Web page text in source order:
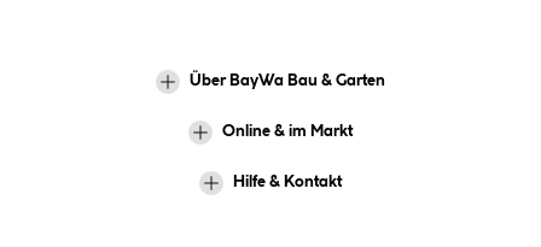
Über BayWa Bau & Garten
Online & im Markt
Hilfe & Kontakt